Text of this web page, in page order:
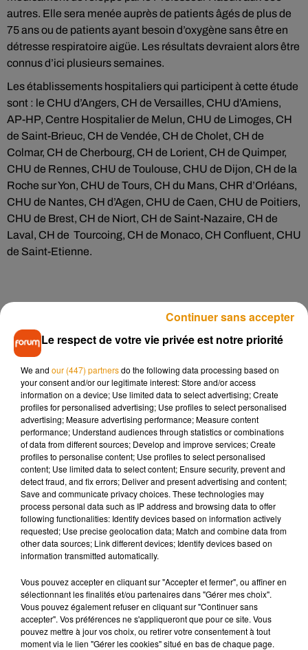
autres. Elle sera menée auprès de patients âgés de plus de
75 ans ou de patients ayant besoin d’oxygène sans être en
détresse respiratoire aigüe. Les résultats devraient alors être
connus d’ici plusieurs semaines.
Les établissements hospitaliers qui participent à cette étude
sont : le CHU d’Angers, CH de Versailles, CHU d’Amiens,
AP-HP, Centre Hospitalier de Melun, CHU de Limoges, CH
de Saint-Brieuc, CH de Vendée, CH de Cholet, CH de
Colmar, CH de Cherbourg, CH de Lorient, CH de Quimper,
CHU de Rennes, CHU de Toulouse, CHU de Dijon, CH de la
Roche sur Yon, CHU de Tours, CH du Mans, CHR d’Orléans,
CHU de Nantes, CH d’Agen, CHU de Caen, CHU de Poitiers,
CHU de Brest, CH de Niort, CH de Saint-Nazaire, CH de
Laval, CH de Tourcoing, CH de Monaco, CH Confluent, CHU
de Saint-Etienne.
Le respect de votre vie privée est notre priorité
We and our (447) partnersdo the following data processing based on
your consent and/or our legitimate interest: Store and/or access
information on a device; Use limited data to select advertising; Create
profiles for personalised advertising; Use profiles to select personalised
advertising; Measure advertising performance; Measure content
performance; Understand audiences through statistics or combinations
of data from different sources; Develop and improve services; Create
profiles to personalise content; Use profiles to select personalised
content; Use limited data to select content; Ensure security, prevent and
detect fraud, and fix errors; Deliver and present advertising and content;
Save and communicate privacy choices. These technologies may
process personal data such as IP address and browsing data to offer
following functionalities: Identify devices based on information actively
requested; Use precise geolocation data; Match and combine data from
other data sources; Link different devices; Identify devices based on
information transmitted automatically.
Vous pouvez accepter en cliquant sur "Accepter et fermer", ou affiner en
sélectionnant les finalités et/ou partenaires dans "Gérer mes choix".
Vous pouvez également refuser en cliquant sur "Continuer sans
accepter". Vos préférences ne s'appliqueront que pour ce site. Vous
pouvez mettre à jour vos choix, ou retirer votre consentement à tout
moment via le lien "Gérer les cookies" situé en bas de chaque page.
Continuer sans accepter